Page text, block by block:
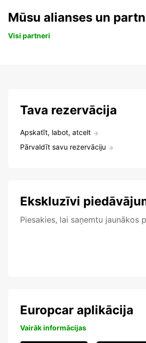
Mūsu alianses un
Visi partneri
Tava rezervācija
Apskatīt, labot, atcelt
Pārvaldīt savu rezervāciju
Ekskluzīvi
Piesakies, lai saņemtu jaunākos
Europcar aplikācija
Vairāk informācijas